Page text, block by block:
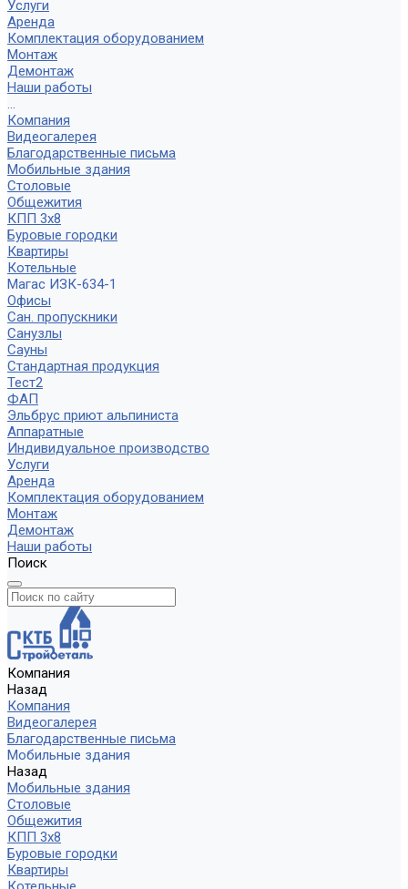
Услуги
Аренда
Комплектация оборудованием
Монтаж
Демонтаж
Наши работы
...
Компания
Видеогалерея
Благодарственные письма
Мобильные здания
Столовые
Общежития
КПП 3х8
Буровые городки
Квартиры
Котельные
Магас ИЗК-634-1
Офисы
Сан. пропускники
Санузлы
Сауны
Стандартная продукция
Тест2
ФАП
Эльбрус приют альпиниста
Аппаратные
Индивидуальное производство
Услуги
Аренда
Комплектация оборудованием
Монтаж
Демонтаж
Наши работы
Поиск
Компания
Назад
Компания
Видеогалерея
Благодарственные письма
Мобильные здания
Назад
Мобильные здания
Столовые
Общежития
КПП 3х8
Буровые городки
Квартиры